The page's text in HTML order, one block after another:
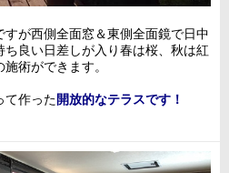
が西側全面窓＆東側全面鏡で日中
良い日差しが入り春は桜、秋は紅
術ができます。
て作った 開放的なテラスです！